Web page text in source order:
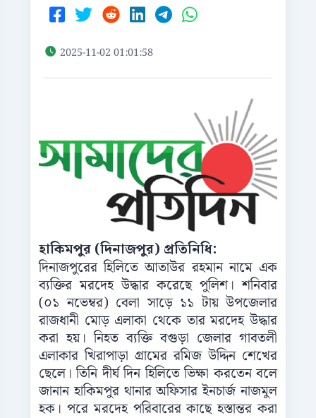
2025-11-02 01:01:58
হাকিমপুর (দিনাজপুর) প্রতিনিধি:
দিনাজপুরের হিলিতে আতাউর রহমান নামে এক
ব্যক্তির মরদেহ উদ্ধার করেছে পুলিশ। শনিবার
(০১ নভেম্বর) বেলা সাড়ে ১১ টায় উপজেলার
রাজধানী মোড় এলাকা থেকে তার মরদেহ উদ্ধার
করা হয়। নিহত ব্যক্তি বগুড়া জেলার গাবতলী
এলাকার খিরাপাড়া গ্রামের রমিজ উদ্দিন শেখের
ছেলে। তিনি দীর্ঘ দিন হিলিতে ভিক্ষা করতেন বলে
জানান হাকিমপুর থানার অফিসার ইনচার্জ নাজমুল
হক। পরে মরদেহ পরিবারের কাছে হস্তান্তর করা